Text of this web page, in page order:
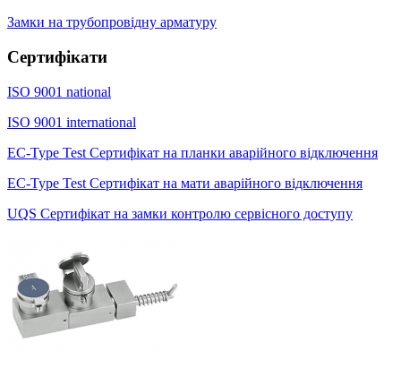
Замки на трубопровідну арматуру
Сертифікати
ISO 9001 national
ISO 9001 international
EC-Type Test Сертифікат на планки аварійного відключення
EC-Type Test Сертифікат на мати аварійного відключення
UQS Сертифікат на замки контролю сервісного доступу